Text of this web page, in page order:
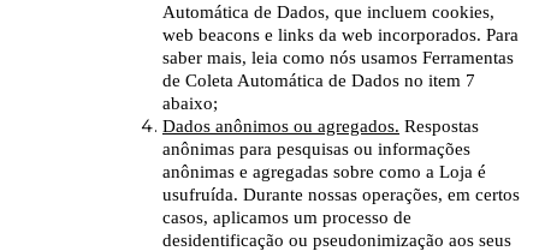
Automática de Dados, que incluem cookies,
web beacons e links da web incorporados. Para
saber mais, leia como nós usamos Ferramentas
de Coleta Automática de Dados no item 7
abaixo;
Dados anônimos ou agregados. Respostas
anônimas para pesquisas ou informações
anônimas e agregadas sobre como a Loja é
usufruída. Durante nossas operações, em certos
casos, aplicamos um processo de
desidentificação ou pseudonimização aos seus